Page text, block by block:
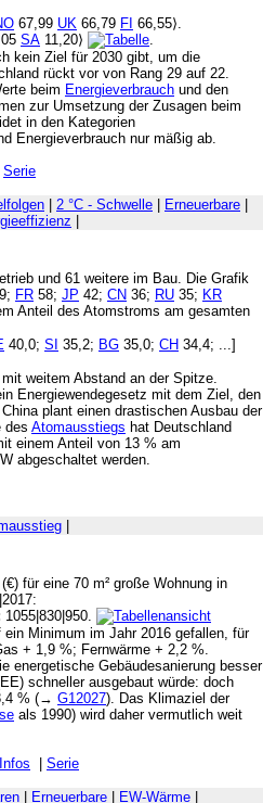
67,99 UK 66,79 FI 66,55⟩.
SA 11,20⟩
.
kein Ziel für 2030 gibt, um die
rückt vor von Rang 29 auf 22.
beim Energieverbrauch und den
zur Umsetzung der Zusagen beim
in den Kategorien
Energieverbrauch nur mäßig ab.
Serie
2 °C - Schwelle Erneuerbare
und 61 weitere im Bau. Die Grafik
FR 58; JP 42; CN 36; RU 35; KR
Anteil des Atomstroms am gesamten
40,0; SI 35,2; BG 35,0; CH 34,4; ...]
weitem Abstand an der Spitze.
Energiewendegesetz mit dem Ziel, den
plant einen drastischen Ausbau der
des Atomausstiegs hat Deutschland
einem Anteil von 13 % am
abgeschaltet werden.
für eine 70 m² große Wohnung in
1055|830|950.
Minimum im Jahr 2016 gefallen, für
+ 1,9 %; Fernwärme + 2,2 %.
energetische Gebäudesanierung besser
schneller ausgebaut würde: doch
% (→ G12027). Das Klimaziel der
als 1990) wird daher vermutlich weit
Serie
Erneuerbare EW-Wärme